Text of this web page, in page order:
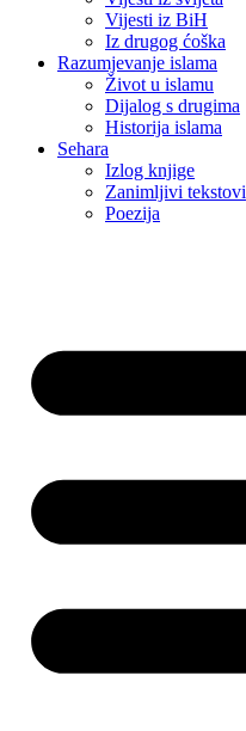
Vijesti iz BiH
Iz drugog ćoška
Razumjevanje islama
Život u islamu
Dijalog s drugima
Historija islama
Sehara
Izlog knjige
Zanimljivi tekstovi
Poezija